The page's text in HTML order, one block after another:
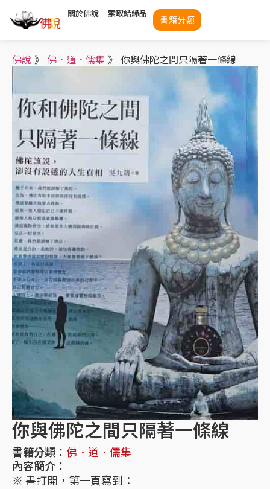
關於佛說 索取結緣品
書籍分類
佛說 》 佛．道．儒集 》 你與佛陀之間只隔著一條線
你與佛陀之間只隔著一條線
書籍分類： 佛．道．儒集
內容簡介：
※ 書打開，第一頁寫到：